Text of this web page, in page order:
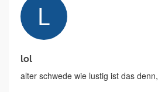
lol
alter schwede wie lustig ist das